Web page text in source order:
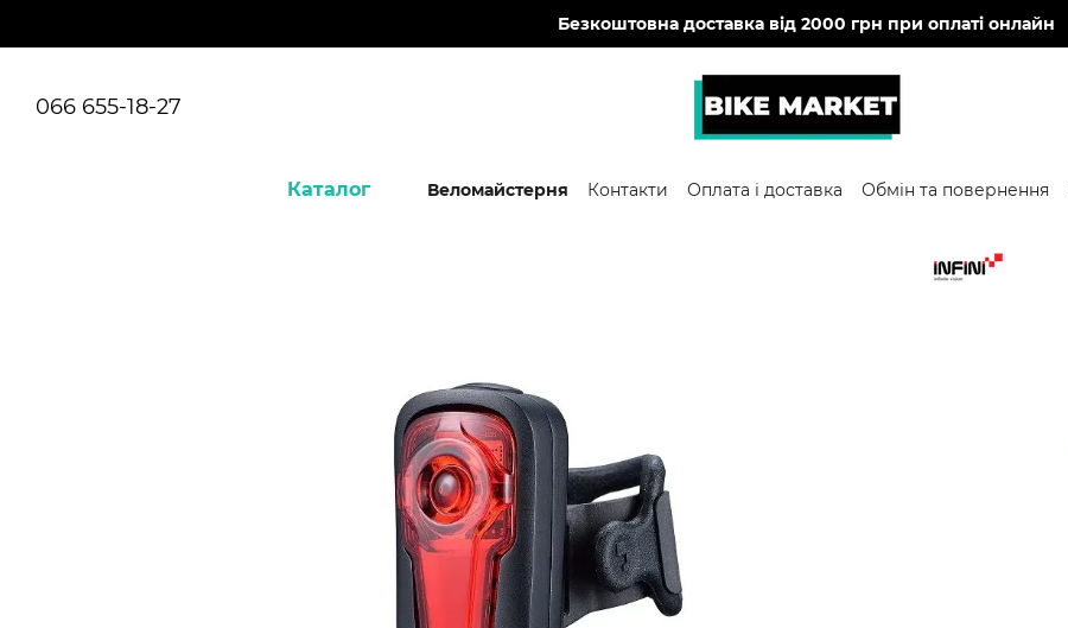
Безкоштовна доставка від 2000 грн при оплаті онлайн
066 655-18-27
Каталог Веломайстерня Контакти Оплата і доставка Обмін та повернення